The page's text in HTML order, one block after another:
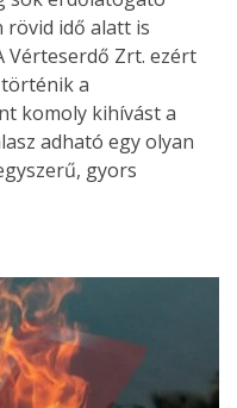
rövid idő alatt is
Vérteserdő Zrt. ezért
a
komoly kihívást a
adható egy olyan
gyors